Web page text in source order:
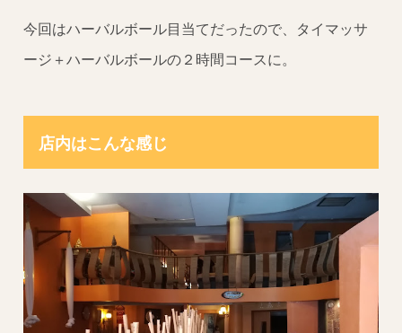
今回はハーバルボール目当てだったので、タイマッサ
ージ＋ハーバルボールの２時間コースに。
店内はこんな感じ